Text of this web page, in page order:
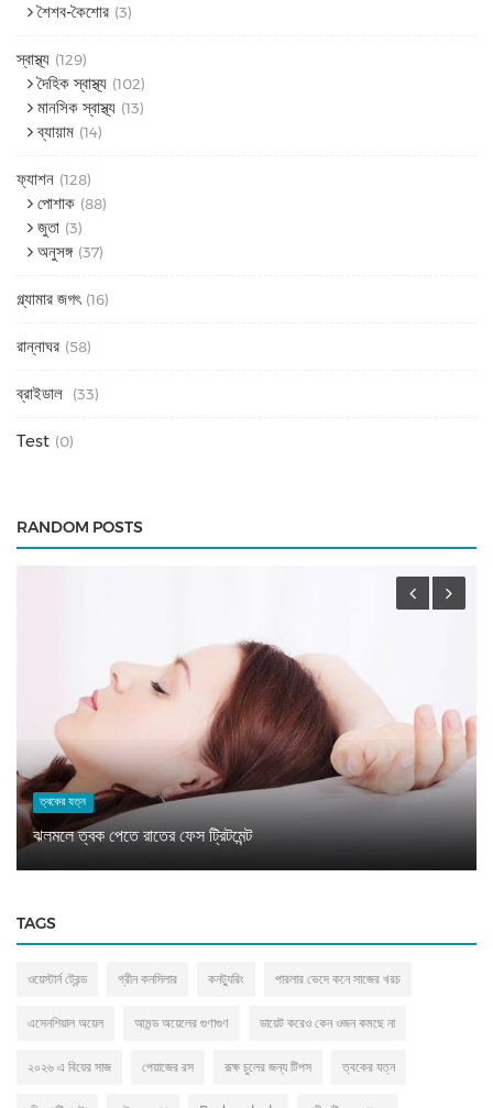
শৈশব-কৈশোর (3)
স্বাস্থ্য (129)
দৈহিক স্বাস্থ্য (102)
মানসিক স্বাস্থ্য (13)
ব্যায়াম (14)
ফ্যাশন (128)
পোশাক (88)
জুতা (3)
অনুসঙ্গ (37)
গ্ল্যামার জগৎ (16)
রান্নাঘর (58)
ব্রাইডাল (33)
Test (0)
RANDOM POSTS
ত্বকের যত্ন
ঝলমলে ত্বক পেতে রাতের ফেস ট্রিটমেন্ট
TAGS
ওয়েস্টার্ন ট্রেন্ড গ্রীন কনসিলার কনট্যুরিং পারলার ভেদে কনে সাজের খরচ
এসেনশিয়াল অয়েল আমন্ড অয়েলের গুণাগুণ ডায়েট করেও কেন ওজন কমছে না
২০২৬ এ বিয়ের সাজ পেয়াজের রস রূক্ষ চুলের জন্য টিপস ত্বকের যত্ন